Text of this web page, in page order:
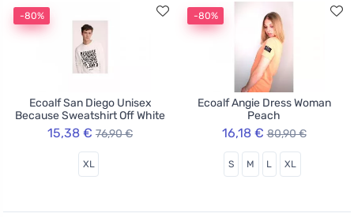
-80%
Ecoalf San Diego Unisex
Because Sweatshirt Off White
15,38 € 76,90 €
XL
-80%
Ecoalf Angie Dress Woman
Peach
16,18 € 80,90 €
S M L XL